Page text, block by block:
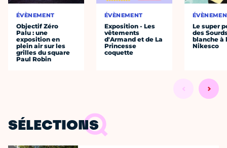
ÉVÈNEMENT
Objectif Zéro
Palu : une
exposition en
plein air sur les
grilles du square
Paul Robin
ÉVÈNEMENT
Exposition - Les
vêtements
d'Armand et de La
Princesse
coquette
Le super
des
blanche à
Nikesco
SÉLECTIONS